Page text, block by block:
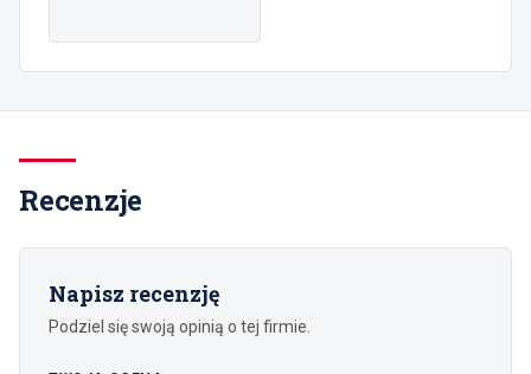
Recenzje
Napisz recenzję
Podziel się swoją opinią o tej firmie.